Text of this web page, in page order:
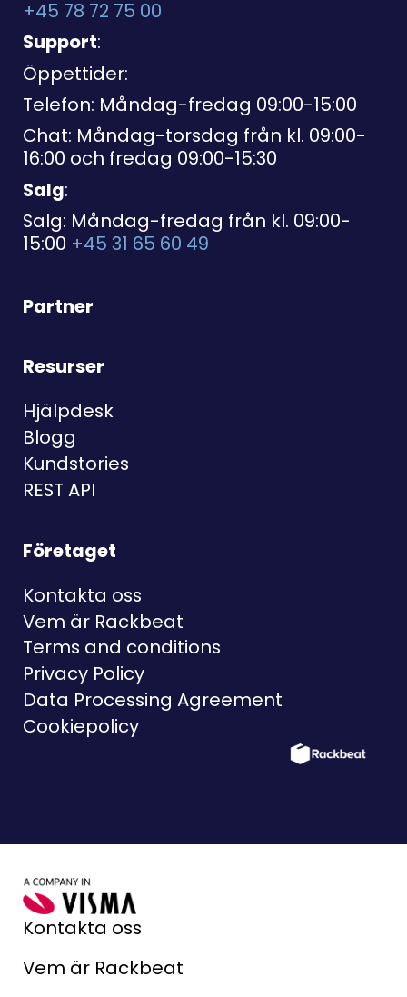
+45 78 72 75 00
Support:
Öppettider:
Telefon: Måndag-fredag 09:00-15:00
Chat: Måndag-torsdag från kl. 09:00-
16:00 och fredag 09:00-15:30
Salg:
Salg: Måndag-fredag från kl. 09:00-
15:00 +45 31 65 60 49
Partner
Resurser
Hjälpdesk
Blogg
Kundstories
REST API
Företaget
Kontakta oss
Vem är Rackbeat
Terms and conditions
Privacy Policy
Data Processing Agreement
Cookiepolicy
Kontakta oss
Vem är Rackbeat